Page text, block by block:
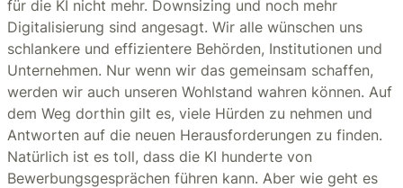
für die KI nicht mehr. Downsizing und noch mehr
Digitalisierung sind angesagt. Wir alle wünschen uns
schlankere und effizientere Behörden, Institutionen und
Unternehmen. Nur wenn wir das gemeinsam schaffen,
werden wir auch unseren Wohlstand wahren können. Auf
dem Weg dorthin gilt es, viele Hürden zu nehmen und
Antworten auf die neuen Herausforderungen zu finden.
Natürlich ist es toll, dass die KI hunderte von
Bewerbungsgesprächen führen kann. Aber wie geht es